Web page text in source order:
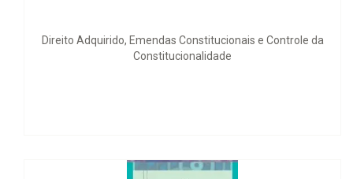
REVISTA DE JURISPRUDÊNCIA Nº 83